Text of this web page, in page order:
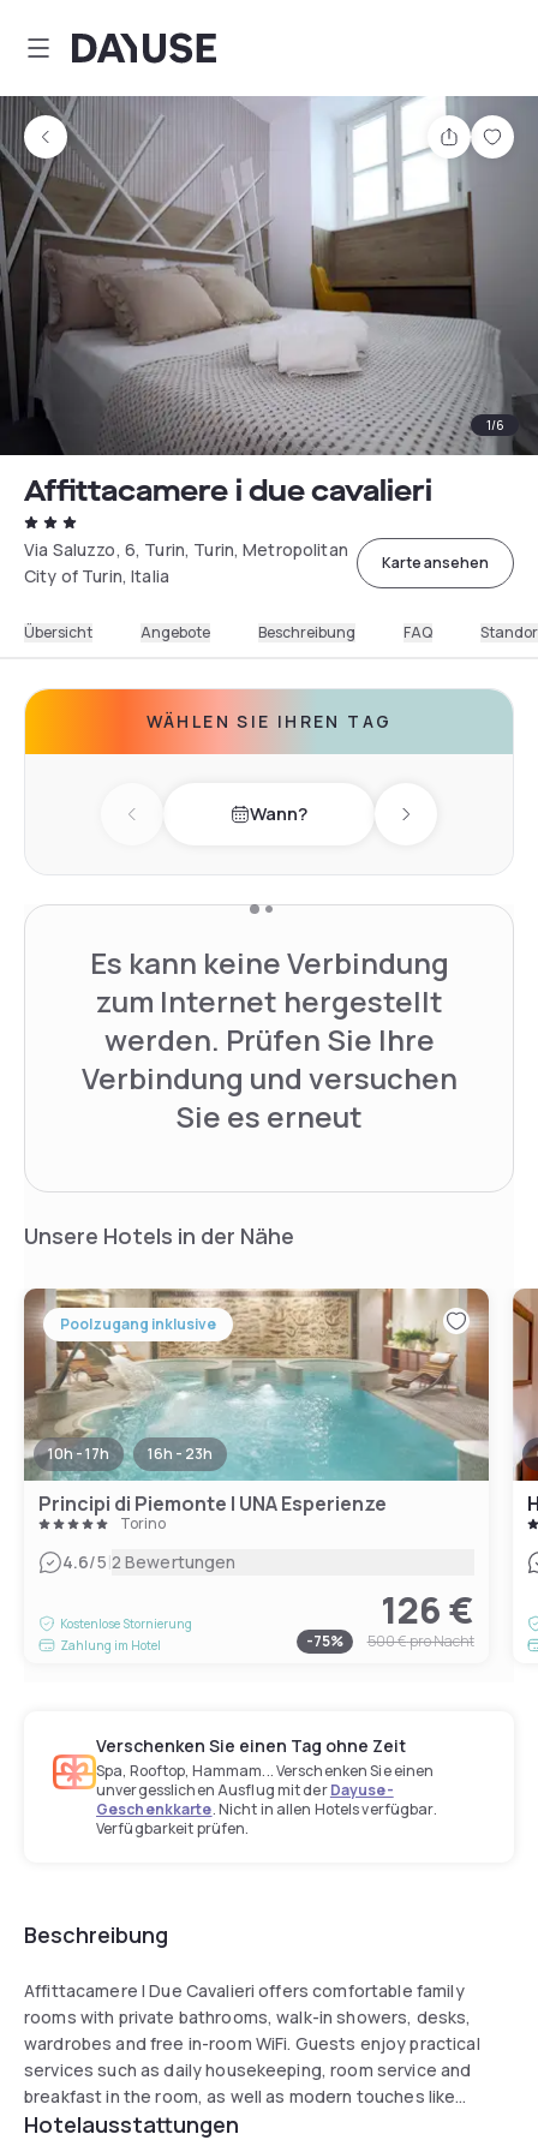
Dayuse
Teilen
1/6
Affittacamere i due cavalieri
Via Saluzzo, 6, Turin, Turin, Metropolitan
City of Turin, Italia
Karte ansehen
Übersicht Angebote Beschreibung FAQ
WÄHLEN SIE IHREN TAG
Previous day Wann? Next day
Es kann keine Verbindung
zum Internet hergestellt
werden. Prüfen Sie Ihre
Verbindung und versuchen
Sie es erneut
Unsere Hotels in der Nähe
Poolzugang inklusive
10h - 17h 16h - 23h
Principi di Piemonte | UNA Esperienze
Torino
4.6/5|2 Bewertungen
Kostenlose Stornierung
Zahlung im Hotel
126 €
-75% 500 €pro Nacht
Verschenken Sie einen Tag ohne Zeit
Spa, Rooftop, Hammam... Verschenken Sie einen
unvergesslichen Ausflug mit derDayuse-
Geschenkkarte. Nicht in allen Hotels verfügbar.
Verfügbarkeit prüfen.
Beschreibung
Affittacamere I Due Cavalieri offers comfortable family
rooms with private bathrooms, walk-in showers, desks,
wardrobes and free in-room WiFi. Guests enjoy practical
services such as daily housekeeping, room service and
breakfast in the room, as well as modern touches like
streaming services and in-room refrigerators. Its central
Hotelausstattungen